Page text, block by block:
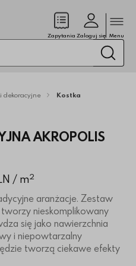
zostanie wyszukana
Zapytania
(pusty)Zaloguj się Menu
dekoracyjne
Kostka
AKROPOLIS
/ m2
aranżacje. Zestaw
nieskomplikowany
się jako nawierzchnia
i niepowtarzalny
tworzą ciekawe efekty